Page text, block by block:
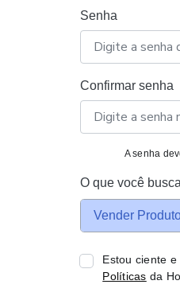
Senha
Confirmar senha
A senha
O que você
Vender
Estou ciente
Políticas da